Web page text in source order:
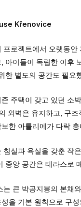
Křenovice
프로젝트에서 오랫동
아이들이 독립한 이후
한 별도의 공간도 필요
주택이 갖고 있던 소
외벽은 유지하고, 구
한 아틀리에가 다락
침실과 욕실을 갖춘 작
중앙 공간은 테라스로
는 큰 박공지붕의 본채
을 기본 원칙으로 구